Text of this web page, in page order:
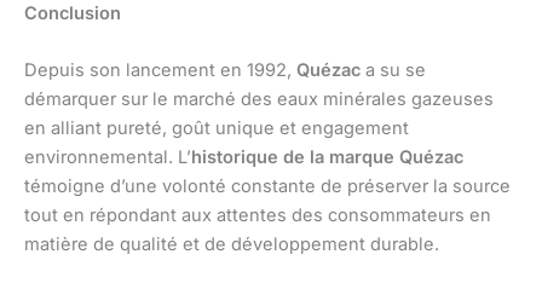
Conclusion
Depuis son lancement en 1992, Quézac a su se
démarquer sur le marché des eaux minérales gazeuses
en alliant pureté, goût unique et engagement
environnemental. L’historique de la marque Quézac
témoigne d’une volonté constante de préserver la source
tout en répondant aux attentes des consommateurs en
matière de qualité et de développement durable.